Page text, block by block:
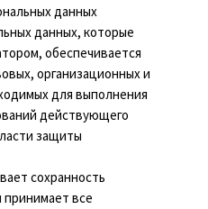
данных
данных, которые
обеспечивается
организационных и
для выполнения
действующего
защиты
сохранность
принимает все